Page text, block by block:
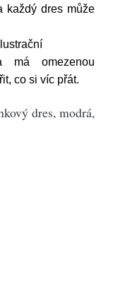
každý dres může
má omezenou
co si víc přát.
dres, modrá,